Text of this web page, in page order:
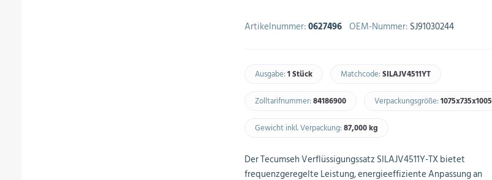
Artikelnummer:0627496 OEM-Nummer: SJ91030244
Ausgabe:1 Stück Matchcode:SILAJV4511YT​
Zolltarifnummer:84186900​ Verpackungsgröße:1075x735x1005​
Gewicht inkl. Verpackung:87,000 kg​
Der Tecumseh Verflüssigungssatz SILAJV4511Y-TX bietet
frequenzgeregelte Leistung, energieeffiziente Anpassung an